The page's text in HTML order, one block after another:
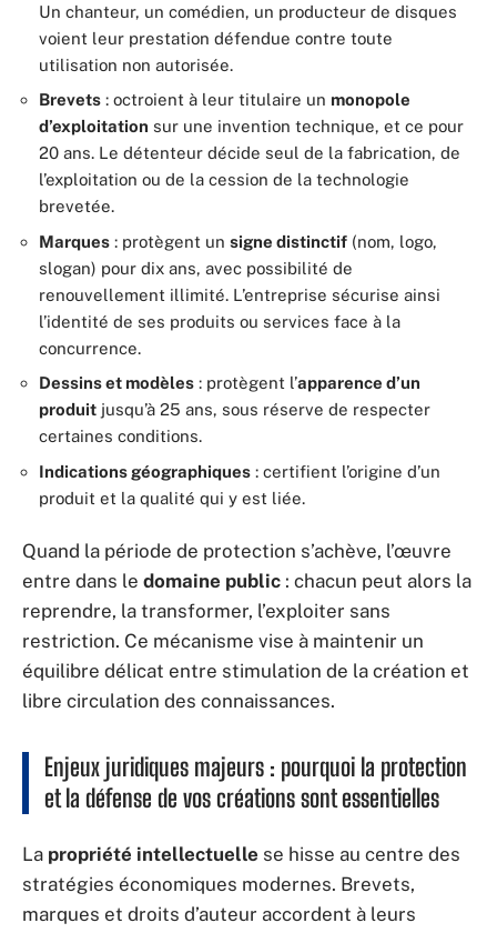
Un chanteur, un comédien, un producteur de disques
voient leur prestation défendue contre toute
utilisation non autorisée.
Brevets : octroient à leur titulaire un monopole
d’exploitation sur une invention technique, et ce pour
20 ans. Le détenteur décide seul de la fabrication, de
l’exploitation ou de la cession de la technologie
brevetée.
Marques : protègent un signe distinctif (nom, logo,
slogan) pour dix ans, avec possibilité de
renouvellement illimité. L’entreprise sécurise ainsi
l’identité de ses produits ou services face à la
concurrence.
Dessins et modèles : protègent l’apparence d’un
produit jusqu’à 25 ans, sous réserve de respecter
certaines conditions.
Indications géographiques : certifient l’origine d’un
produit et la qualité qui y est liée.
Quand la période de protection s’achève, l’œuvre
entre dans le domaine public : chacun peut alors la
reprendre, la transformer, l’exploiter sans
restriction. Ce mécanisme vise à maintenir un
équilibre délicat entre stimulation de la création et
libre circulation des connaissances.
Enjeux juridiques majeurs : pourquoi la protection
et la défense de vos créations sont essentielles
La propriété intellectuelle se hisse au centre des
stratégies économiques modernes. Brevets,
marques et droits d’auteur accordent à leurs